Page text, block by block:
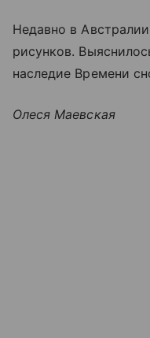
Недавно в Австралии
рисунков.
наследие Времени
Олеся Маевская